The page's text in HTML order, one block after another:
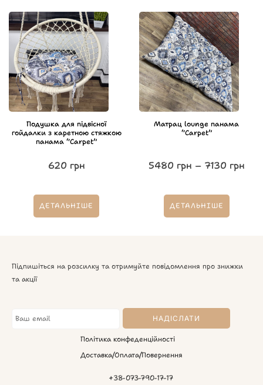
Подушка для підвісної
гойдалки з каретною стяжкою
панама “Carpet”
620 грн
ДЕТАЛЬНІШЕ
Матрац lounge панама
“Carpet”
5480 грн – 7130 грн
ДЕТАЛЬНІШЕ
Підпишіться на розсилку та отримуйте повідомлення про знижки
та акції
Політика конфеденційності
Доставка/Оплата/Повернення
+38-073-790-17-17